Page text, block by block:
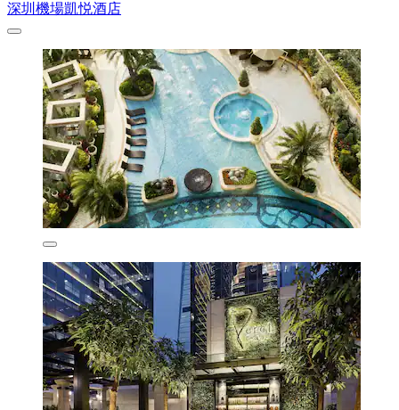
深圳機場凱悦酒店